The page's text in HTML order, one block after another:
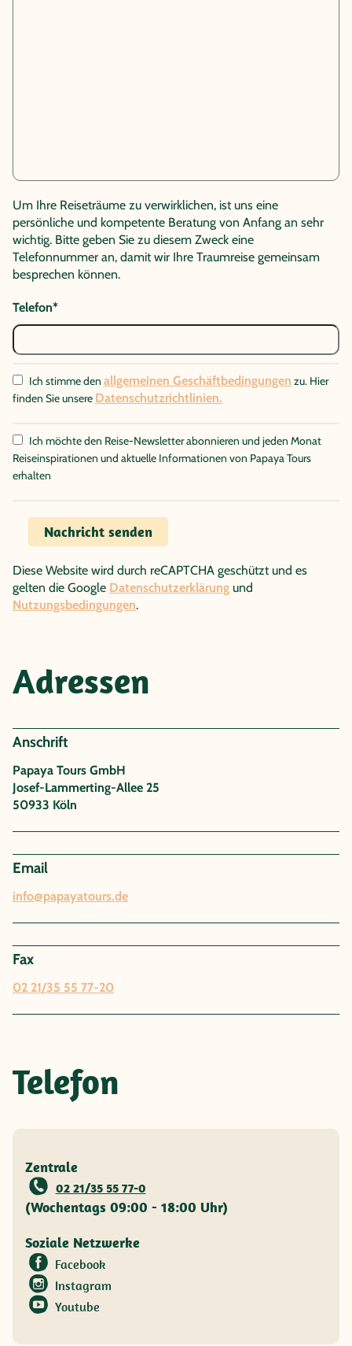
Um Ihre Reiseträume zu verwirklichen, ist uns eine
persönliche und kompetente Beratung von Anfang an sehr
wichtig. Bitte geben Sie zu diesem Zweck eine
Telefonnummer an, damit wir Ihre Traumreise gemeinsam
besprechen können.
Telefon*
Ich stimme den allgemeinen Geschäftbedingungen zu. Hier
finden Sie unsere Datenschutzrichtlinien.
Ich möchte den Reise-Newsletter abonnieren und jeden Monat
Reiseinspirationen und aktuelle Informationen von Papaya Tours
erhalten
Nachricht senden
Diese Website wird durch reCAPTCHA geschützt und es
gelten die Google Datenschutzerklärung und
Nutzungsbedingungen.
Adressen
Anschrift
Papaya Tours GmbH
Josef-Lammerting-Allee 25
50933 Köln
Email
info@papayatours.de
Fax
02 21/35 55 77-20
Telefon
Zentrale
02 21/35 55 77-0
(Wochentags 09:00 - 18:00 Uhr)
Soziale Netzwerke
Facebook
Instagram
Youtube